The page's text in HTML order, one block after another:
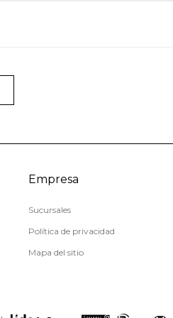
Empresa
Sucursales
Política de privacidad
Mapa del sitio